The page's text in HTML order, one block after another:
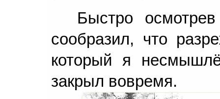
Быстро
сообразил, что
который я
закрыл вовремя.